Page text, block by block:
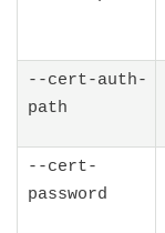
--cert-auth-
path
--cert-
password